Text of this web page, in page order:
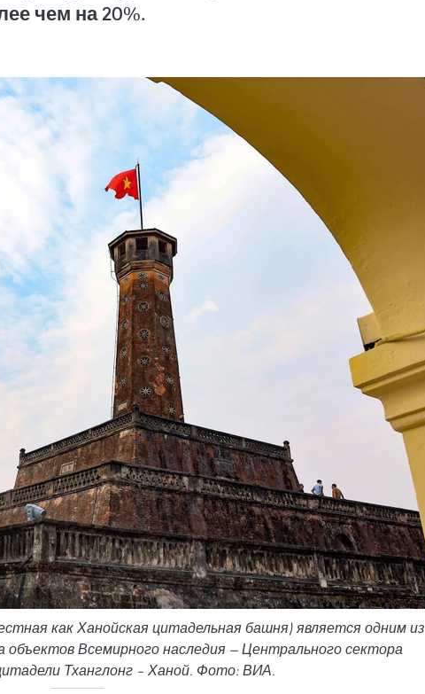
чем на 20%.
как Ханойская цитадельная башня) является одним из
Всемирного наследия — Центрального сектора
Тханглонг – Ханой. Фото: ВИА.